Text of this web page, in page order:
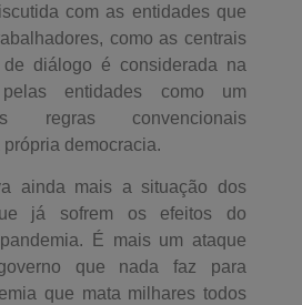
com as entidades que
como as centrais
diálogo é considerada na
entidades como um
regras convencionais
democracia.
ainda mais a situação dos
já sofrem os efeitos do
É mais um ataque
que nada faz para
que mata milhares todos